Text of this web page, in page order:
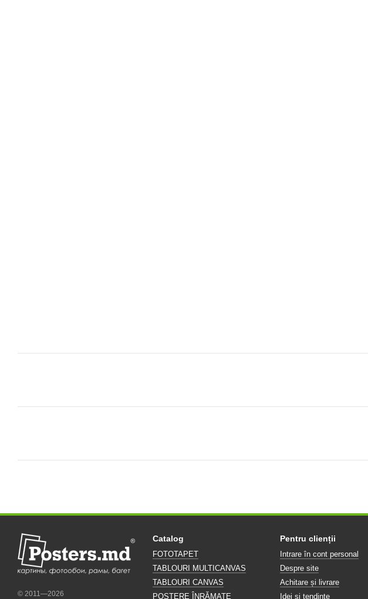
© 2011—2026
Catalog
FOTOTAPET
TABLOURI MULTICANVAS
TABLOURI CANVAS
POSTERE ÎNRĂMATE
Pentru clienții
Intrare în cont personal
Despre site
Achitare și livrare
Idei și tendințe